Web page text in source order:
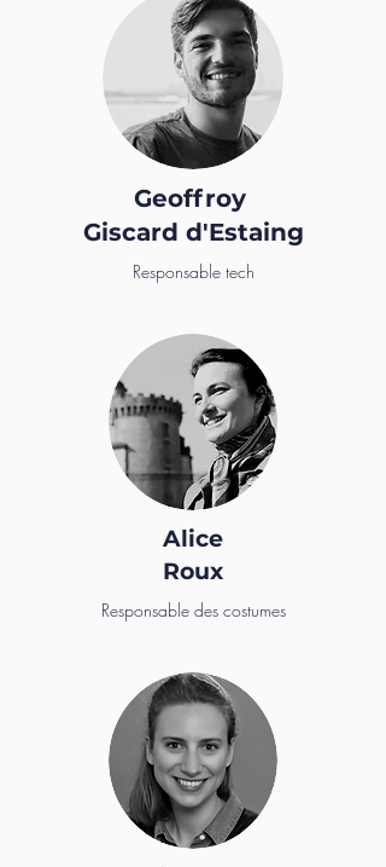
Geoffroy
Giscard d'Estaing
Responsable tech
Alice
Roux
Responsable des costumes